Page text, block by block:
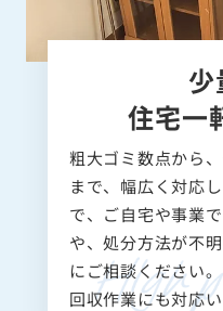
少
住宅一
粗大ゴミ数点から
まで、幅広く対応
で、ご自宅や事業
や、処分方法が不
にご相談ください
回収作業にも対応